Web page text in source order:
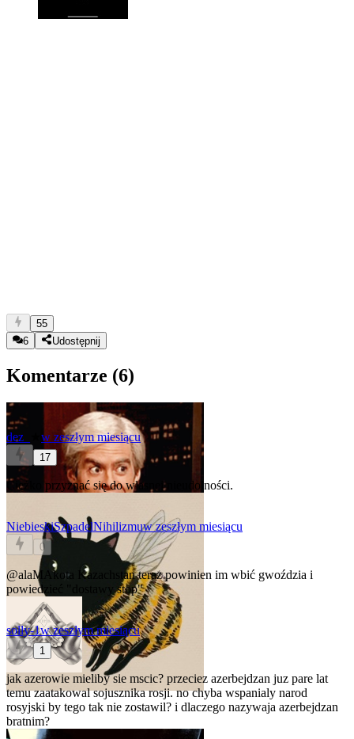
55
6
Udostępnij
Komentarze (6)
dez_ w zeszłym miesiącu
17
Ciężko przyznać się do własnej nieudolności.
NiebieskiSzpadelNihilizmuw zeszłym miesiącu
0
@alaMAkota
Kazachstan teraz powinien im wbić gwoździa i
powiedzieć "dostawy stop"
solly-1w zeszłym miesiącu
1
jak azerowie mieliby sie mscic? przeciez azerbejdzan juz pare lat
temu zaatakowal sojusznika rosji. no chyba wspanialy narod
rosyjski by tego tak nie zostawil? i dlaczego nazywaja azerbejdzan
bratnim?